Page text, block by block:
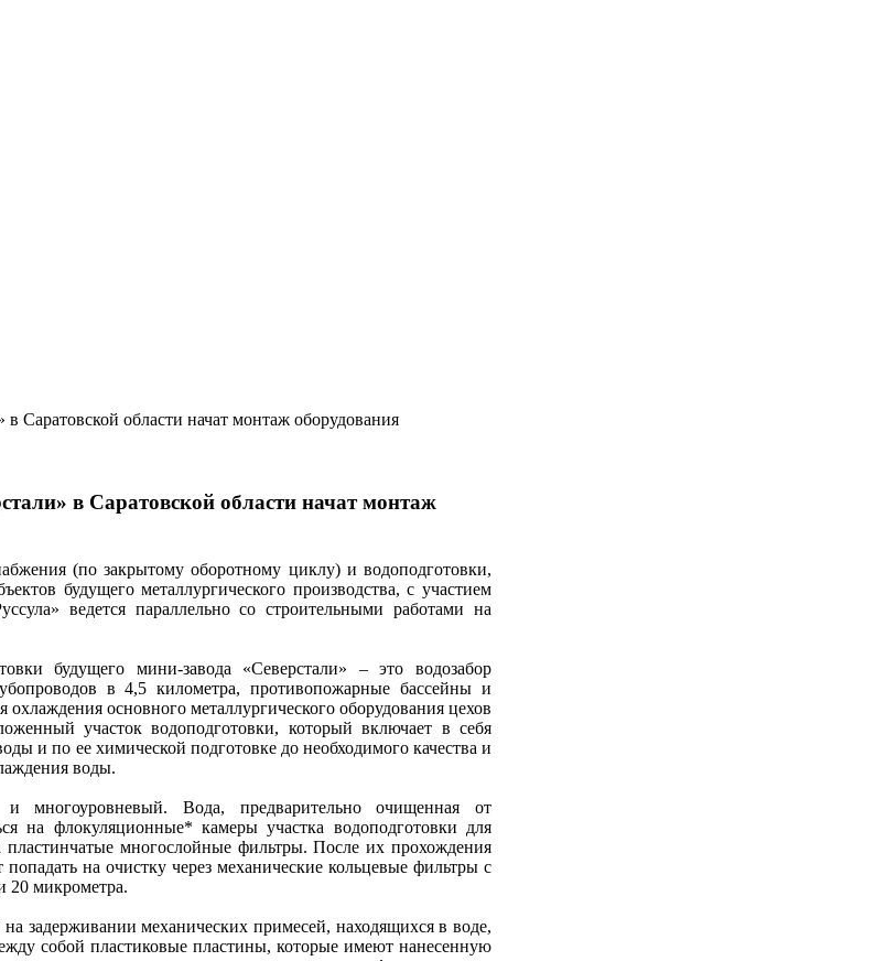
в Саратовской области начат монтаж
(по закрытому оборотному циклу) и водоподготовки,
будущего металлургического производства, с участием
ведется параллельно со строительными работами на
будущего мини-завода «Северстали» – это водозабор
в 4,5 километра, противопожарные бассейны и
основного металлургического оборудования цехов
участок водоподготовки, который включает в себя
и по ее химической подготовке до необходимого качества и
воды.
многоуровневый. Вода, предварительно очищенная от
на флокуляционные* камеры участка водоподготовки для
многослойные фильтры. После их прохождения
на очистку через механические кольцевые фильтры с
20 микрометра.
задерживании механических примесей, находящихся в воде,
собой пластиковые пластины, которые имеют нанесенную